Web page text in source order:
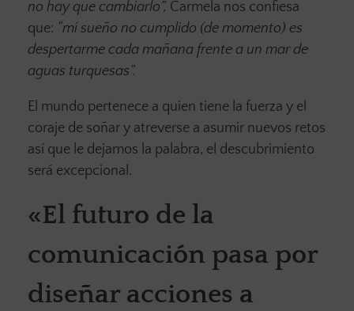
no hay que cambiarlo”, Carmela nos confiesa
que: “mi sueño no cumplido (de momento) es
despertarme cada mañana frente a un mar de
aguas turquesas”.
El mundo pertenece a quien tiene la fuerza y el
coraje de soñar y atreverse a asumir nuevos retos
así que le dejamos la palabra, el descubrimiento
será excepcional.
«El futuro de la
comunicación pasa por
diseñar acciones a